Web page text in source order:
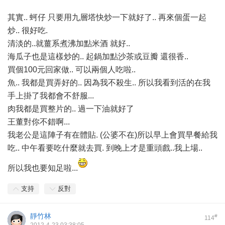
其實.. 蚵仔 只要用九層塔快炒一下就好了.. 再來個蛋一起
炒.. 很好吃.
清淡的..就薑系煮沸加點米酒 就好..
海瓜子也是這樣炒的.. 起鍋加點沙茶或豆瓣 還很香..
買個100元回家做.. 可以兩個人吃啦..
魚.. 我都是買弄好的.. 因為我不殺生.. 所以我看到活的在我
手上掛了我都會不舒服...
肉我都是買整片的.. 過一下油就好了
王董對你不錯啊...
我老公是這陣子有在體貼. (公婆不在)所以早上會買早餐給我
吃.. 中午看要吃什麼就去買. 到晚上才是重頭戲..我上場..
所以我也要知足啦...
支持 反對
114#
靜竹林